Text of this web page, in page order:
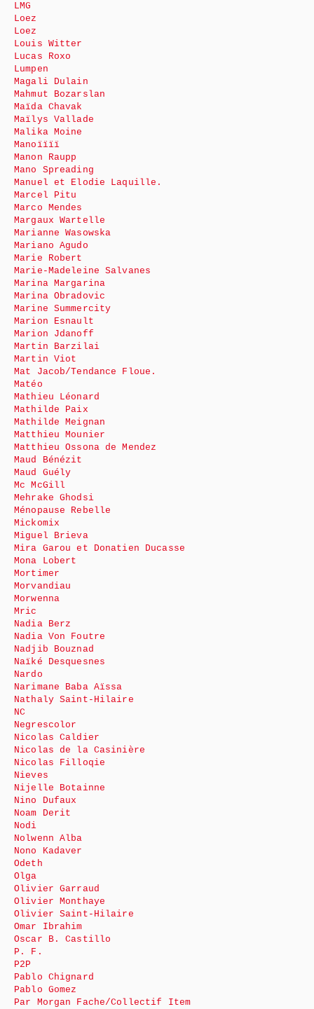
LMG
Loez
Loez
Louis Witter
Lucas Roxo
Lumpen
Magali Dulain
Mahmut Bozarslan
Maïda Chavak
Maïlys Vallade
Malika Moine
Manoïïïï
Manon Raupp
Mano Spreading
Manuel et Elodie Laquille.
Marcel Pitu
Marco Mendes
Margaux Wartelle
Marianne Wasowska
Mariano Agudo
Marie Robert
Marie-Madeleine Salvanes
Marina Margarina
Marina Obradovic
Marine Summercity
Marion Esnault
Marion Jdanoff
Martin Barzilai
Martin Viot
Mat Jacob/Tendance Floue.
Matéo
Mathieu Léonard
Mathilde Paix
Mathilde Meignan
Matthieu Mounier
Matthieu Ossona de Mendez
Maud Bénézit
Maud Guély
Mc McGill
Mehrake Ghodsi
Ménopause Rebelle
Mickomix
Miguel Brieva
Mira Garou et Donatien Ducasse
Mona Lobert
Mortimer
Morvandiau
Morwenna
Mric
Nadia Berz
Nadia Von Foutre
Nadjib Bouznad
Naïké Desquesnes
Nardo
Narimane Baba Aïssa
Nathaly Saint-Hilaire
NC
Negrescolor
Nicolas Caldier
Nicolas de la Casinière
Nicolas Filloqie
Nieves
Nijelle Botainne
Nino Dufaux
Noam Derit
Nodi
Nolwenn Alba
Nono Kadaver
Odeth
Olga
Olivier Garraud
Olivier Monthaye
Olivier Saint-Hilaire
Omar Ibrahim
Oscar B. Castillo
P. F.
P2P
Pablo Chignard
Pablo Gomez
Par Morgan Fache/Collectif Item